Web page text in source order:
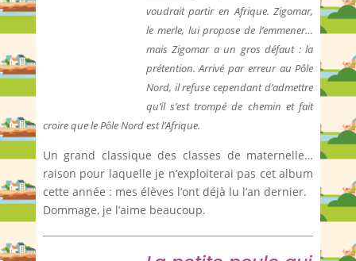
voudrait partir en Afrique. Zigomar,
le merle, lui propose de l’emmener…
mais Zigomar a un gros défaut : la
prétention. Arrivé par erreur au Pôle
Nord, il refuse cependant d’admettre
qu’il s’est trompé de chemin et fait
croire que le Pôle Nord est l’Afrique.
Un grand classique des classes de maternelle…
raison pour laquelle je n’exploiterai pas cet album
cette année : mes élèves l’ont déjà lu l’an dernier.
Dommage, je l’aime beaucoup.